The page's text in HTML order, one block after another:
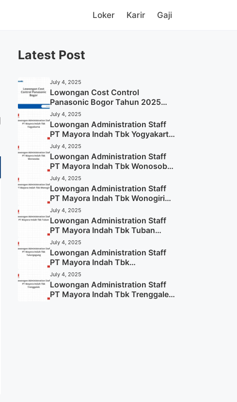
Loker Karir Gaji
Latest Post
July 4, 2025
Lowongan Cost Control
Panasonic Bogor Tahun 2025
(Lamar Sekarang)
July 4, 2025
Lowongan Administration Staff
PT Mayora Indah Tbk Yogyakarta
Tahun 2025
July 4, 2025
Lowongan Administration Staff
PT Mayora Indah Tbk Wonosobo
Tahun 2025 (Lamar Sekarang)
July 4, 2025
Lowongan Administration Staff
PT Mayora Indah Tbk Wonogiri
Tahun 2025 (Apply Now)
July 4, 2025
Lowongan Administration Staff
PT Mayora Indah Tbk Tuban
Tahun 2025 (Resmi)
July 4, 2025
Lowongan Administration Staff
PT Mayora Indah Tbk
Tulungagung Tahun 2025 (Lamar
Sekarang)
July 4, 2025
Lowongan Administration Staff
PT Mayora Indah Tbk Trenggalek